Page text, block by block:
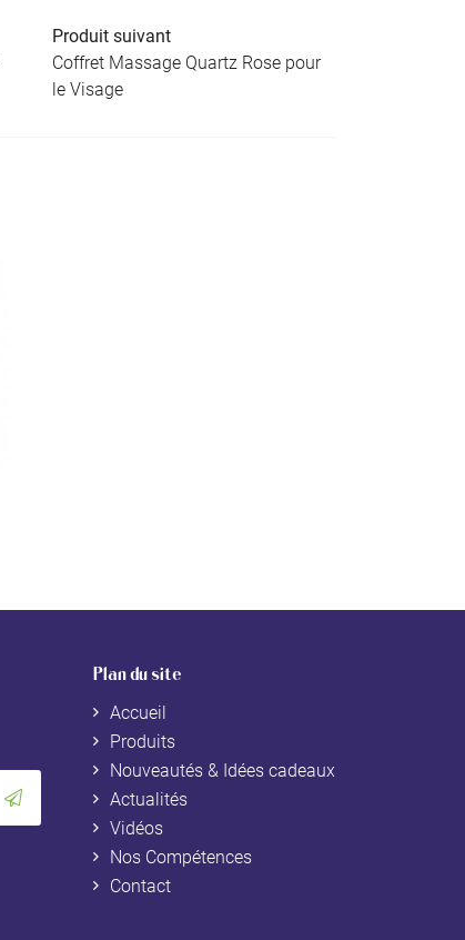
Produit suivant
Coffret Massage Quartz Rose pour
le Visage
Plan du site
Accueil
Produits
Nouveautés & Idées cadeaux
Actualités
Vidéos
Nos Compétences
Contact